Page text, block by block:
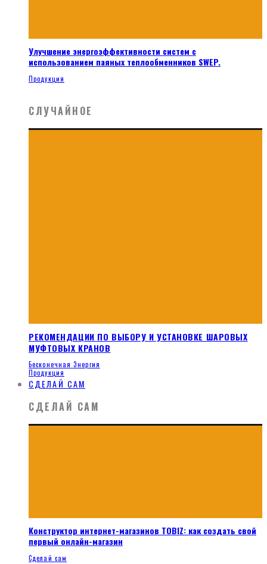
Улучшение энергоэффективности систем с
использованием паяных теплообменников SWEP.
Продукция
СЛУЧАЙНОЕ
РЕКОМЕНДАЦИИ ПО ВЫБОРУ И УСТАНОВКЕ ШАРОВЫХ
МУФТОВЫХ КРАНОВ
Бесконечная Энергия
Продукция
СДЕЛАЙ САМ
СДЕЛАЙ САМ
Конструктор интернет-магазинов TOBIZ: как создать свой
первый онлайн-магазин
Сделай сам